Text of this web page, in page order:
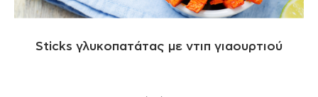
Sticks γλυκοπατάτας με ντιπ γιαουρτιού